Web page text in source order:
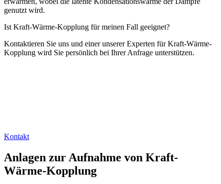
genutzt wird.
Ist Kraft-Wärme-Kopplung für meinen Fall geeignet?
Kontaktieren Sie uns und einer unserer Experten für Kraft-Wärme-
Kopplung wird Sie persönlich bei Ihrer Anfrage unterstützen.
Kontakt
Anlagen zur Aufnahme von Kraft-
Wärme-Kopplung